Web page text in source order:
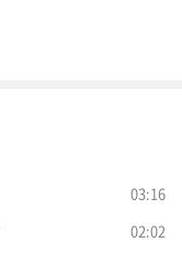
03:16
02:02